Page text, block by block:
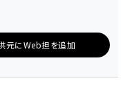
元にWeb担を追加